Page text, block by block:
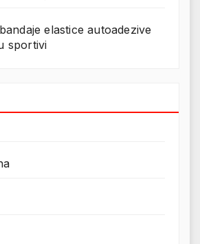
elastice autoadezive
sportivi